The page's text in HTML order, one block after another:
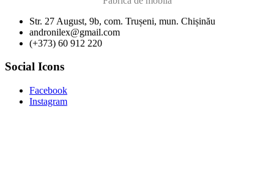
Str. 27 August, 9b, com. Trușeni, mun. Chișinău
andronilex@gmail.com
(+373) 60 912 220
Social Icons
Facebook
Instagram